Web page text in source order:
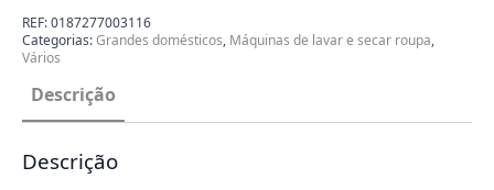
Roupa
WPRO
REF:0187277003116
Categorias:Grandes domésticos, Máquinas de lavar e secar roupa,
Vários
Descrição
Descrição